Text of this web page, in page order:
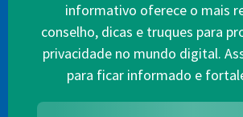
informativo oferece o mais
conselho, dicas e truques para
privacidade no mundo digital.
para ficar informado e